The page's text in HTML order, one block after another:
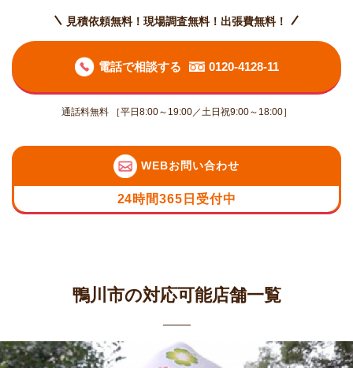
見積依頼無料！現場調査無料！出張費無料！
電話で相談する 0120-4128-11
通話料無料 ［平日8:00～19:00／土日祝9:00～18:00］
WEBお問い合わせ
24時間365日受付中
鴨川市の対応可能店舗一覧